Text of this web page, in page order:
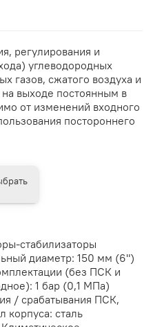
регулирования и
углеводородных
газов, сжатого воздуха и
на выходе постоянным в
от изменений входного
постороннего
стабилизаторы
диаметр: 150 мм (6")
(без ПСК и
1 бар (0,1 МПа)
/ срабатывания ПСК,
сталь